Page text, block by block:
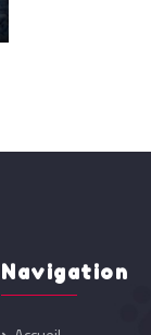
Navigation